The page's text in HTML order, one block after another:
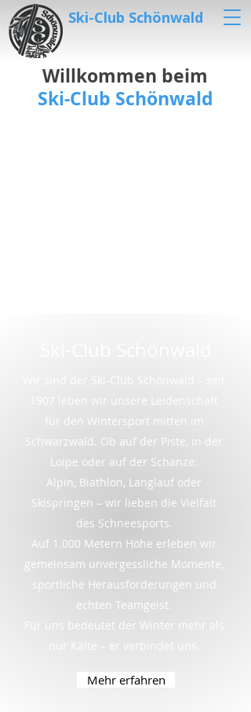
Ski-Club Schönwald
Willkommen beim
Ski-Club Schönwald
1907 leben wir unsere Leidenschaft
für den Wintersport mitten im
Schwarzwald. Ob auf der Piste, in der
Loipe oder auf der Schanze:
Alpin, Biathlon, Langlauf oder
Skispringen – wir lieben die Vielfalt
des Schneesports.
Auf 1.000 Metern Höhe erleben wir
gemeinsam unvergessliche Momente,
sportliche Herausforderungen und
echten Teamgeist.
Für uns bedeutet der Winter mehr als
nur Kälte – er verbindet uns.
Mehr erfahren